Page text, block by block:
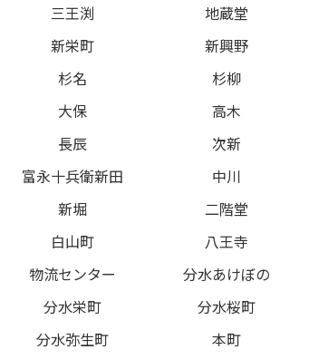
三王渕 地蔵堂
新栄町 新興野
杉名 杉柳
大保 高木
長辰 次新
富永十兵衛新田 中川
新堀 二階堂
白山町 八王寺
物流センター 分水あけぼの
分水栄町 分水桜町
分水弥生町 本町